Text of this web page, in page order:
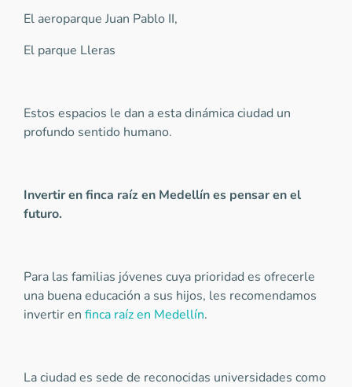
El aeroparque Juan Pablo II,
El parque Lleras
Estos espacios le dan a esta dinámica ciudad un
profundo sentido humano.
Invertir en finca raíz en Medellín es pensar en el
futuro.
Para las familias jóvenes cuya prioridad es ofrecerle
una buena educación a sus hijos, les recomendamos
invertir en finca raíz en Medellín.
La ciudad es sede de reconocidas universidades como